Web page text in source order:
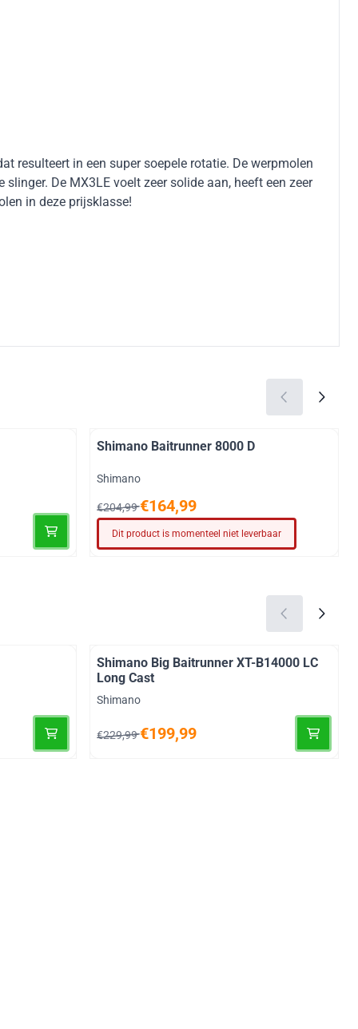
resulteert in een super soepele rotatie. De werpmolen
De MX3LE voelt zeer solide aan, heeft een zeer
in deze prijsklasse!
Shimano Baitrunner 8000 D
Merk:
Shimano
Van 204,99 voor 164,99
€204,99€164,99
Dit product is momenteel niet leverbaar
Shimano Big Baitrunner XT-B14000 LC
Long Cast
Merk:
Shimano
Van 229,99 voor 199,99
€229,99€199,99